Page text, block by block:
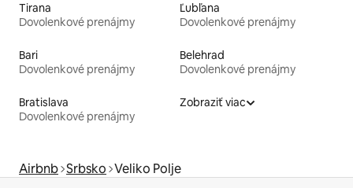
Tirana
Dovolenkové prenájmy
Ľubľana
Dovolenkové prenájmy
Bari
Dovolenkové prenájmy
Belehrad
Dovolenkové prenájmy
Bratislava
Dovolenkové prenájmy
Zobraziť viac
Airbnb Srbsko Veliko Polje